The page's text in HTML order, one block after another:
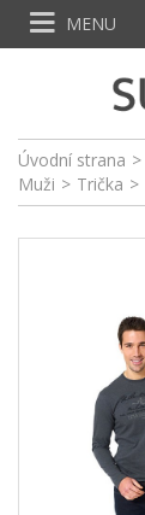
Úvodní strana >
Muži > Trička >
MENU